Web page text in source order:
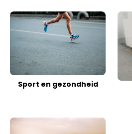
Sport en gezondheid